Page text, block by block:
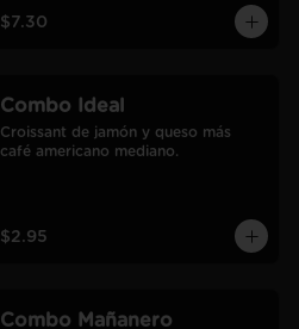
$7.30
Combo Ideal
Croissant de jamón y queso más
café americano mediano.
$2.95
Combo Mañanero